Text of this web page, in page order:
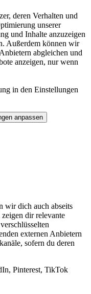
deren Verhalten und
unserer
und Inhalte anzuzeigen
Außerdem können wir
abgleichen und
anzeigen, nur wenn
in den Einstellungen
anpassen
dich auch abseits
dir relevante
externen Anbietern
sofern du deren
Pinterest, TikTok